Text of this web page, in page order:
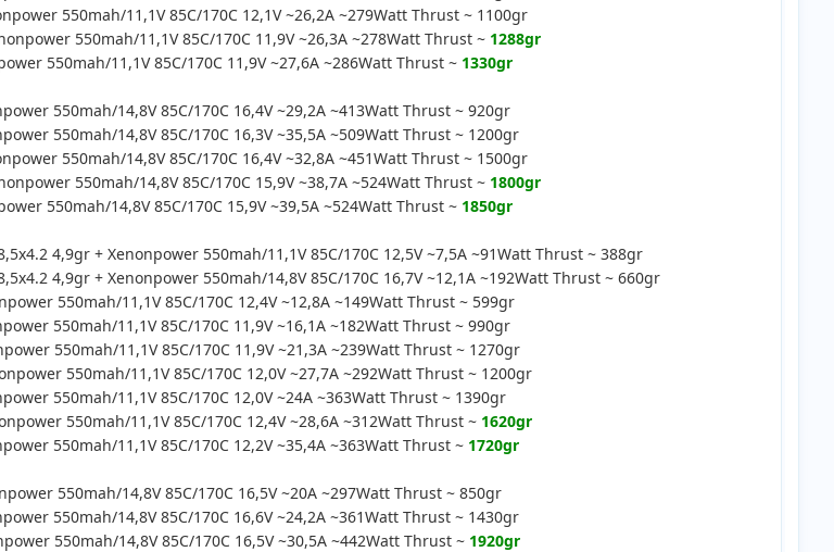
550mah/11,1V 85C/170C 12,1V ~26,2A ~279Watt Thrust ~ 1100gr
550mah/11,1V 85C/170C 11,9V ~26,3A ~278Watt Thrust ~ 1288gr
550mah/11,1V 85C/170C 11,9V ~27,6A ~286Watt Thrust ~ 1330gr
550mah/14,8V 85C/170C 16,4V ~29,2A ~413Watt Thrust ~ 920gr
550mah/14,8V 85C/170C 16,3V ~35,5A ~509Watt Thrust ~ 1200gr
550mah/14,8V 85C/170C 16,4V ~32,8A ~451Watt Thrust ~ 1500gr
550mah/14,8V 85C/170C 15,9V ~38,7A ~524Watt Thrust ~ 1800gr
550mah/14,8V 85C/170C 15,9V ~39,5A ~524Watt Thrust ~ 1850gr
4,9gr + Xenonpower 550mah/11,1V 85C/170C 12,5V ~7,5A ~91Watt Thrust ~ 388gr
4,9gr + Xenonpower 550mah/14,8V 85C/170C 16,7V ~12,1A ~192Watt Thrust ~ 660gr
550mah/11,1V 85C/170C 12,4V ~12,8A ~149Watt Thrust ~ 599gr
550mah/11,1V 85C/170C 11,9V ~16,1A ~182Watt Thrust ~ 990gr
550mah/11,1V 85C/170C 11,9V ~21,3A ~239Watt Thrust ~ 1270gr
550mah/11,1V 85C/170C 12,0V ~27,7A ~292Watt Thrust ~ 1200gr
550mah/11,1V 85C/170C 12,0V ~24A ~363Watt Thrust ~ 1390gr
550mah/11,1V 85C/170C 12,4V ~28,6A ~312Watt Thrust ~ 1620gr
550mah/11,1V 85C/170C 12,2V ~35,4A ~363Watt Thrust ~ 1720gr
550mah/14,8V 85C/170C 16,5V ~20A ~297Watt Thrust ~ 850gr
550mah/14,8V 85C/170C 16,6V ~24,2A ~361Watt Thrust ~ 1430gr
550mah/14,8V 85C/170C 16,5V ~30,5A ~442Watt Thrust ~ 1920gr